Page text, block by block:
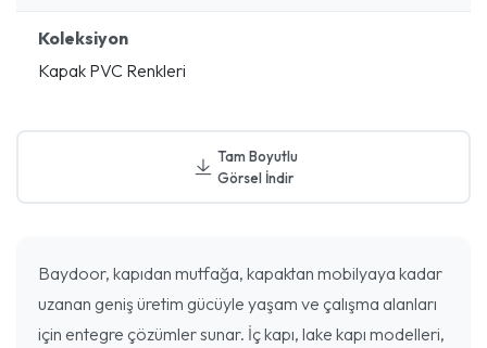
Koleksiyon
Kapak PVC Renkleri
Tam Boyutlu
Görsel İndir
Baydoor, kapıdan mutfağa, kapaktan mobilyaya kadar
uzanan geniş üretim gücüyle yaşam ve çalışma alanları
için entegre çözümler sunar. İç kapı, lake kapı modelleri,